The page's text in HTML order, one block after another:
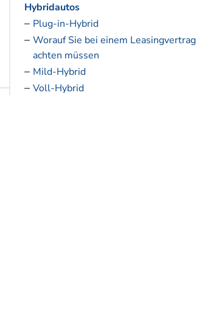
Hybridautos
Plug-in-Hybrid
Worauf Sie bei einem Leasingvertrag
achten müssen
Mild-Hybrid
Voll-Hybrid